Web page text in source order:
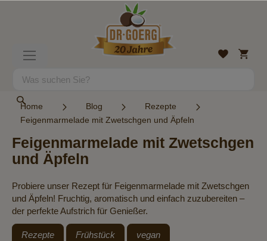
Suche
Wunschliste
Mein
Home Blog
Rezepte
Feigenmarmelade mit Zwetschgen und Äpfeln
Feigenmarmelade mit Zwetschgen
und Äpfeln
Probiere unser Rezept für Feigenmarmelade mit Zwetschgen
und Äpfeln! Fruchtig, aromatisch und einfach zuzubereiten –
der perfekte Aufstrich für Genießer.
Rezepte Frühstück vegan